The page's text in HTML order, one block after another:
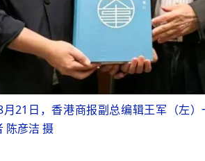
月21日，香港商报副总编辑王军（左
陈彦洁 摄